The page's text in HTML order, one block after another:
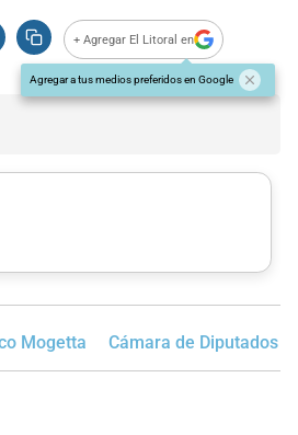
+ Agregar El Litoral en
Agregar a tus medios preferidos en Google
Mogetta Cámara de Diputados